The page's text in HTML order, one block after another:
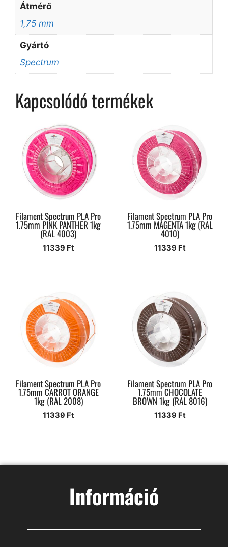
Átmérő
1,75 mm
Gyártó
Spectrum
Kapcsolódó termékek
Filament Spectrum PLA Pro
1.75mm PINK PANTHER 1kg
(RAL 4003)
11339 Ft
Filament Spectrum PLA Pro
1.75mm MAGENTA 1kg (RAL
4010)
11339 Ft
Filament Spectrum PLA Pro
1.75mm CARROT ORANGE
1kg (RAL 2008)
11339 Ft
Filament Spectrum PLA Pro
1.75mm CHOCOLATE
BROWN 1kg (RAL 8016)
11339 Ft
Információ